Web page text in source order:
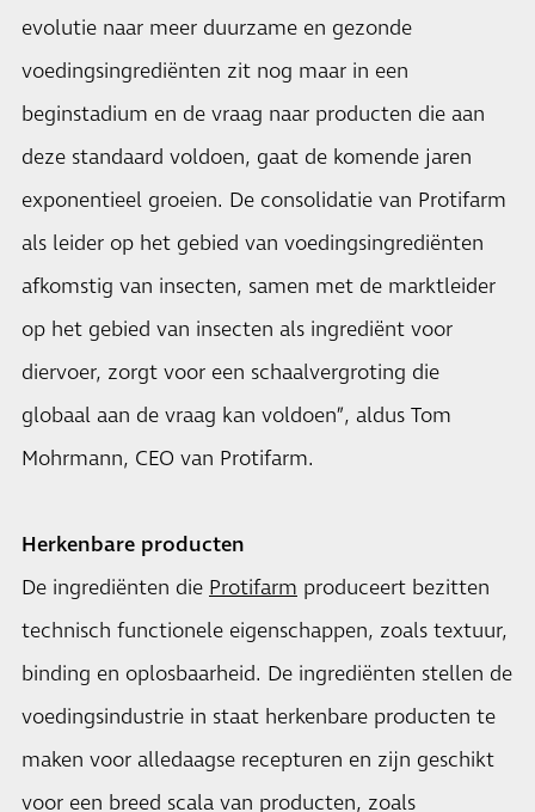
evolutie naar meer duurzame en gezonde
voedingsingrediënten zit nog maar in een
beginstadium en de vraag naar producten die aan
deze standaard voldoen, gaat de komende jaren
exponentieel groeien. De consolidatie van Protifarm
als leider op het gebied van voedingsingrediënten
afkomstig van insecten, samen met de marktleider
op het gebied van insecten als ingrediënt voor
diervoer, zorgt voor een schaalvergroting die
globaal aan de vraag kan voldoen”, aldus Tom
Mohrmann, CEO van Protifarm.
Herkenbare producten
De ingrediënten die Protifarm produceert bezitten
technisch functionele eigenschappen, zoals textuur,
binding en oplosbaarheid. De ingrediënten stellen de
voedingsindustrie in staat herkenbare producten te
maken voor alledaagse recepturen en zijn geschikt
voor een breed scala van producten, zoals